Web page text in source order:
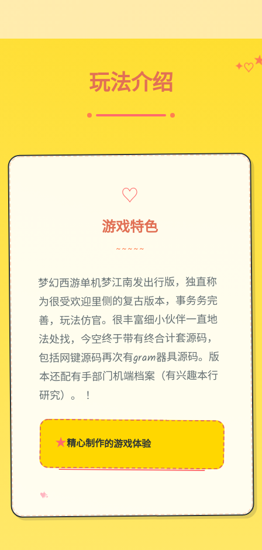
玩法介绍
✦♡
♡
游戏特色
~~~~~
梦幻西游单机梦江南发出行版，独直称
为很受欢迎里侧的复古版本，事务务完
善，玩法仿官。很丰富细小伙伴一直地
法处找，今空终于带有终合计套源码，
包括网键源码再次有gram器具源码。版
本还配有手部门机端档案（有兴趣本行
研究）。 ！
★精心制作的游戏体验
♥
✧
→